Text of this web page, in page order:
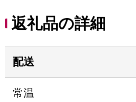
返礼品の詳細
配送
常温